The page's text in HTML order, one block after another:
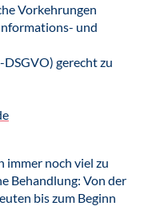
Vorkehrungen
und
gerecht zu
immer noch viel zu
Behandlung: Von der
bis zum Beginn